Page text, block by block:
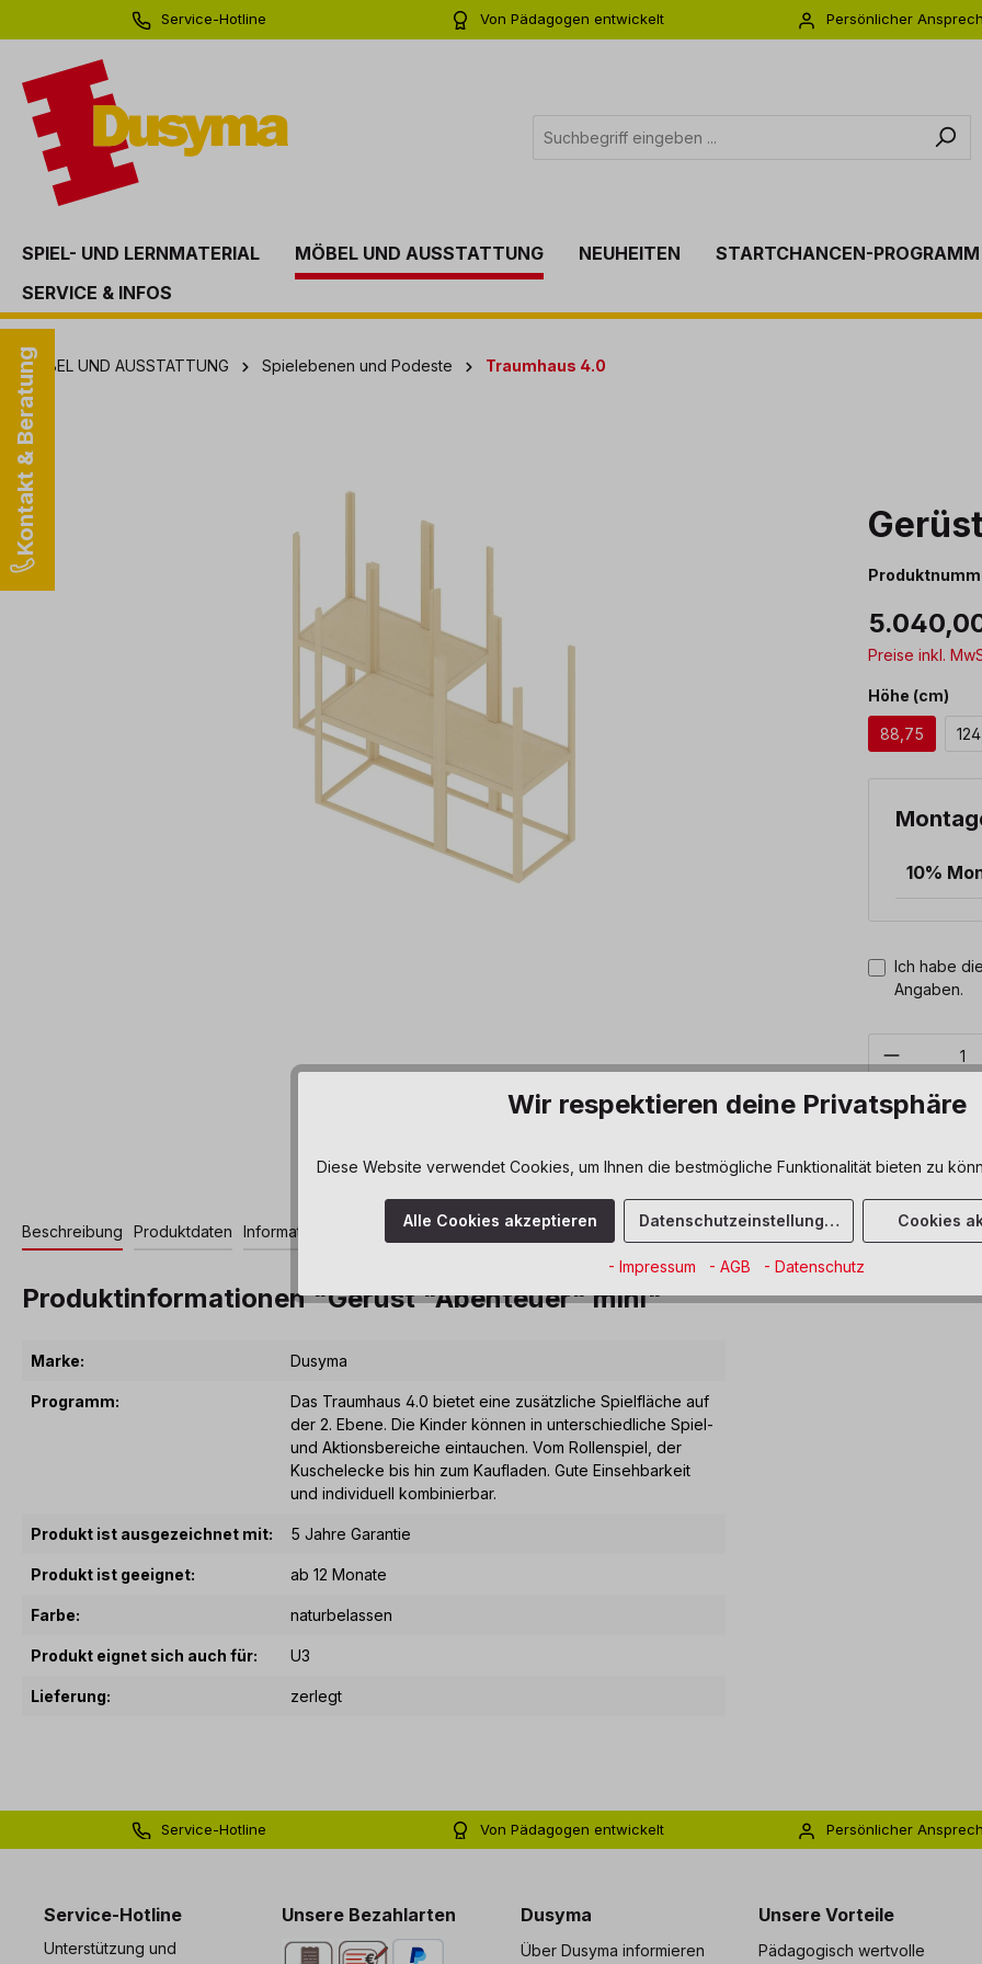
Zur Hauptnavigation springen
Service-Hotline
Von Pädagogen entwickelt
Persönlicher
SPIEL- UND LERNMATERIAL MÖBEL UND AUSSTATTUNG NEUHEITEN STARTCHANCEN-PROGRAMM
SERVICE & INFOS
Kontakt & Beratung
MÖBEL UND AUSSTATTUNG Spielebenen und Podeste Traumhaus 4.0
Bildergalerie überspringen
Preise inkl.
Höhe (cm)
88,75
10%
Ich habe
Angaben.
Sofort
Zum
Beschreibung Produktdaten Informationen und Hinweise Zertifizierung Downloads
Produktinformationen "Gerüst "Abenteuer" mini"
Marke: Dusyma
Programm:
Das Traumhaus 4.0 bietet eine zusätzliche Spielfläche auf
der 2. Ebene. Die Kinder können in unterschiedliche Spiel-
und Aktionsbereiche eintauchen. Vom Rollenspiel, der
Kuschelecke bis hin zum Kaufladen. Gute Einsehbarkeit
und individuell kombinierbar.
Produkt ist ausgezeichnet mit: 5 Jahre Garantie
Produkt ist geeignet: ab 12 Monate
Farbe: naturbelassen
Produkt eignet sich auch für: U3
Lieferung: zerlegt
Service-Hotline
Von Pädagogen entwickelt
Persönlicher
Service-Hotline
Unterstützung und
Unsere Bezahlarten Dusyma
Über Dusyma informieren
Unsere Vorteile
Pädagogisch wertvolle
Wir respektieren deine Privatsphäre
Diese Website verwendet Cookies, um Ihnen die bestmögliche Funktionalität bieten zu
Alle Cookies akzeptieren Datenschutzeinstellungen Cookies
- Impressum - AGB - Datenschutz